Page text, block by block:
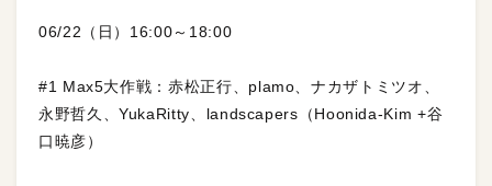
06/22（日）16:00～18:00
#1 Max5大作戦：赤松正行、plamo、ナカザトミツオ、
永野哲久、YukaRitty、landscapers（Hoonida-Kim +谷
口暁彦）